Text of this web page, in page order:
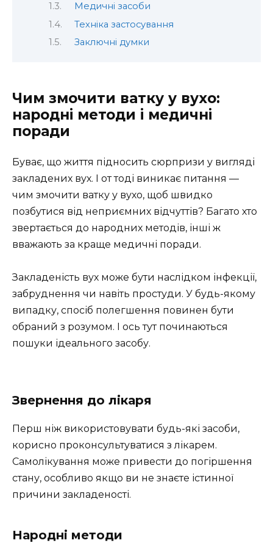
Медичні засоби
Техніка застосування
Заключні думки
Чим змочити ватку у вухо:
народні методи і медичні
поради
Буває, що життя підносить сюрпризи у вигляді
закладених вух. І от тоді виникає питання —
чим змочити ватку у вухо, щоб швидко
позбутися від неприємних відчуттів? Багато хто
звертається до народних методів, інші ж
вважають за краще медичні поради.
Закладеність вух може бути наслідком інфекції,
забруднення чи навіть простуди. У будь-якому
випадку, спосіб полегшення повинен бути
обраний з розумом. І ось тут починаються
пошуки ідеального засобу.
Звернення до лікаря
Перш ніж використовувати будь-які засоби,
корисно проконсультуватися з лікарем.
Самолікування може привести до погіршення
стану, особливо якщо ви не знаєте істинної
причини закладеності.
Народні методи